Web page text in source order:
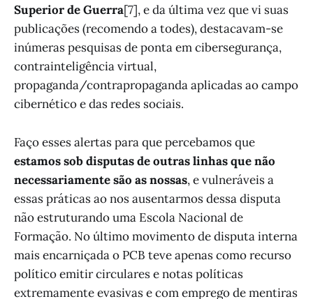
Superior de Guerra[7], e da última vez que vi suas
publicações (recomendo a todes), destacavam-se
inúmeras pesquisas de ponta em cibersegurança,
contrainteligência virtual,
propaganda/contrapropaganda aplicadas ao campo
cibernético e das redes sociais.
Faço esses alertas para que percebamos que
estamos sob disputas de outras linhas que não
necessariamente são as nossas, e vulneráveis a
essas práticas ao nos ausentarmos dessa disputa
não estruturando uma Escola Nacional de
Formação. No último movimento de disputa interna
mais encarniçada o PCB teve apenas como recurso
político emitir circulares e notas políticas
extremamente evasivas e com emprego de mentiras